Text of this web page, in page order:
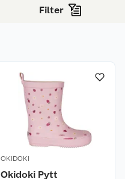
Filter
OKIDOKI
Okidoki Pytt